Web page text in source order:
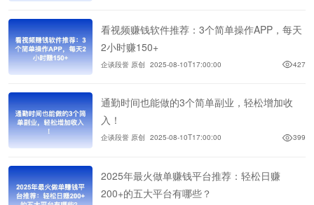
看视频赚钱软件推荐：3个简单操作APP，每天
2小时赚150+
企谈段誉 原创 2025-08-10T17:00:00 427
通勤时间也能做的3个简单副业，轻松增加收
入！
企谈段誉 原创 2025-08-10T17:00:00 399
2025年最火做单赚钱平台推荐：轻松日赚
200+的五大平台有哪些？